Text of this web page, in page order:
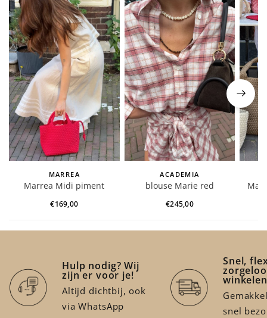
MARREA
Marrea Midi piment
€169,00
ACADEMIA
blouse Marie red
€245,00
Hulp nodig? Wij
zijn er voor je!
Altijd dichtbij, ook
via WhatsApp
Snel,
winkelen
snel